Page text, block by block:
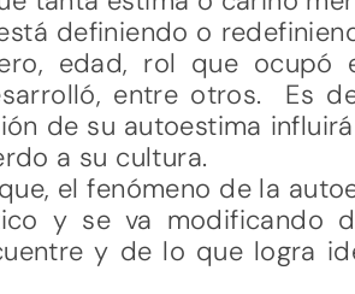
definiendo o
edad, rol que ocupó
entre otros. Es
de su autoestima
a su cultura.
el fenómeno de la
y se va modificando
y de lo que logra